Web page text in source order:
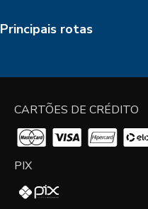
Principais rotas
CARTÕES DE CRÉDITO
PIX